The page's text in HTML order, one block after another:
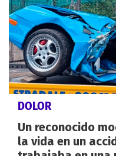
DOLOR
Un reconocido
la vida en un